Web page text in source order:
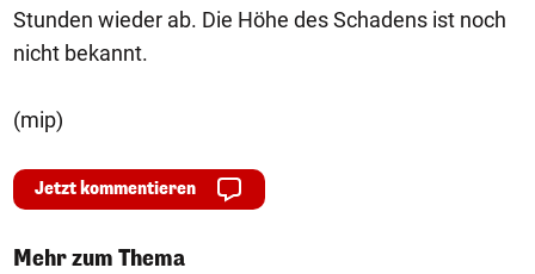
Stunden wieder ab. Die Höhe des Schadens ist noch
nicht bekannt.
(mip)
Jetzt kommentieren
Mehr zum Thema